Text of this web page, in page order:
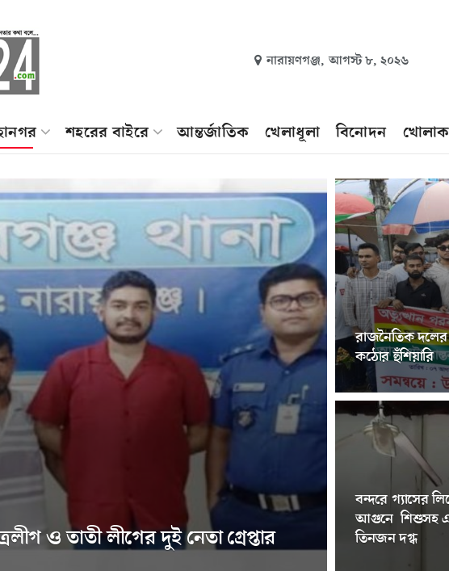
নারায়ণগঞ্জ, আগস্ট ৮, ২০২৬
শহরের বাইরে আন্তর্জাতিক খেলাধূলা বিনোদন
ও তাতী লীগের দুই নেতা গ্রেপ্তার
রাজনৈতিক
কঠোর হুঁশিয়ারি
বন্দরে গ্যাসের
আগুনে শিশুসহ
তিনজন দগ্ধ